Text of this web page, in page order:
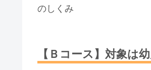
のしくみ
【Ｂコース】対象は